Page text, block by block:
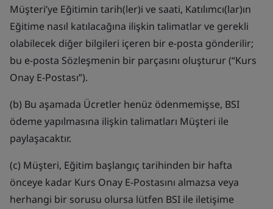
Müşteri’ye Eğitimin tarih(ler)i ve saati, Katılımcı(lar)ın
Eğitime nasıl katılacağına ilişkin talimatlar ve gerekli
olabilecek diğer bilgileri içeren bir e-posta gönderilir;
bu e-posta Sözleşmenin bir parçasını oluşturur (“Kurs
Onay E-Postası”).
(b) Bu aşamada Ücretler henüz ödenmemişse, BSI
ödeme yapılmasına ilişkin talimatları Müşteri ile
paylaşacaktır.
(c) Müşteri, Eğitim başlangıç tarihinden bir hafta
önceye kadar Kurs Onay E-Postasını almazsa veya
herhangi bir sorusu olursa lütfen BSI ile iletişime